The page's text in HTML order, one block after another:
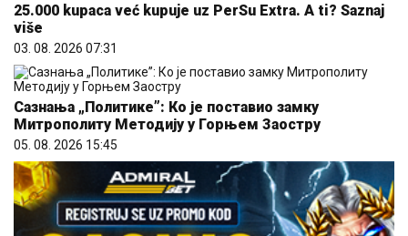
25.000 kupaca već kupuje uz PerSu Extra. A ti? Saznaj
više
03. 08. 2026 07:31
Сазнања „Политике”: Ко је поставио замку
Митрополиту Методију у Горњем Заостру
05. 08. 2026 15:45